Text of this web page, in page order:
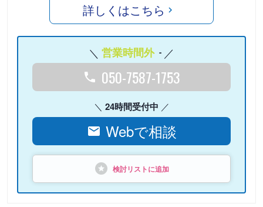
詳しくはこちら
営業時間外 -
050-7587-1753
24時間受付中
Webで相談
検討リストに追加